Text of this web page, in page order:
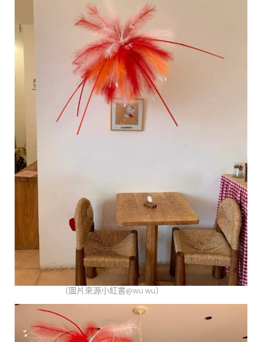
（圖片來源小紅書@wu wu）